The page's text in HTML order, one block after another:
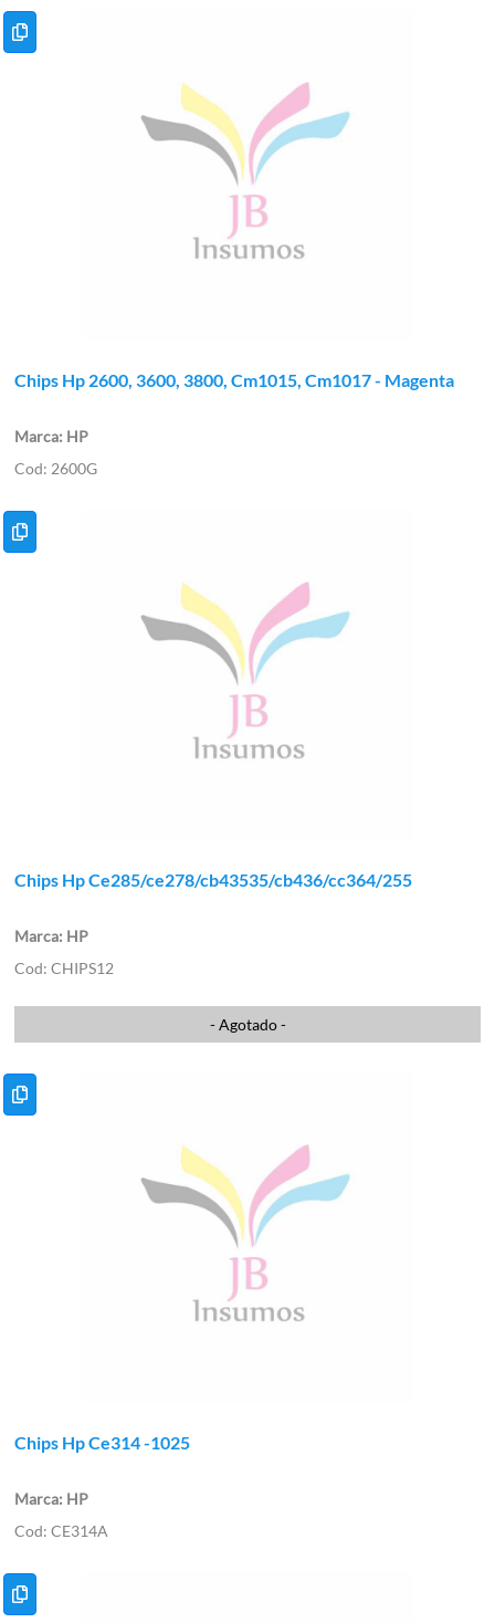
Chips Hp 2600, 3600, 3800, Cm1015, Cm1017 - Magenta
HP
2600G
Chips Hp Ce285/ce278/cb43535/cb436/cc364/255
HP
CHIPS12
- Agotado -
Chips Hp Ce314 -1025
HP
CE314A